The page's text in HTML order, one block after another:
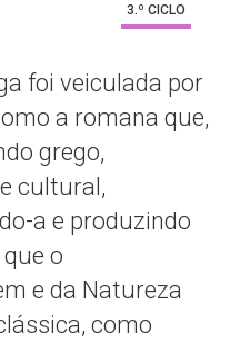
3.º CICLO
foi veiculada por
a romana que,
grego,
cultural,
a e produzindo
o
e da Natureza
como